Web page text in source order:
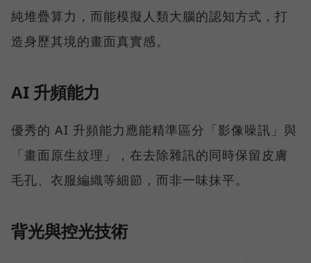
純堆疊算力，而能模擬人類大腦的認知方式，打
造身歷其境的畫面真實感。
AI 升頻能力
優秀的 AI 升頻能力應能精準區分「影像噪訊」與
「畫面原生紋理」，在去除雜訊的同時保留皮膚
毛孔、衣服編織等細節，而非一味抹平。
背光與控光技術